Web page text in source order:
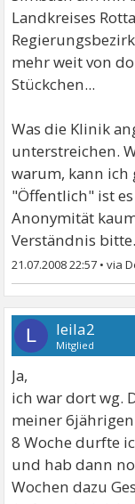
Landkreises
mehr weit von
Stückchen...
Was die Klinik
unterstreichen.
warum, kann ich
"Öffentlich" ist
Anonymität
Verständnis bitte.
21.07.2008 22:57 •
L leila2
Mitglied
Ja,
ich war dort wg.
meiner
8 Woche durfte
und hab dann
Wochen dazu